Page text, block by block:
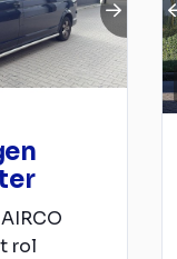
rol